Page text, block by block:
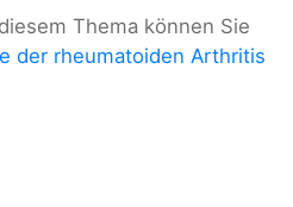
Thema können Sie
der rheumatoiden Arthritis